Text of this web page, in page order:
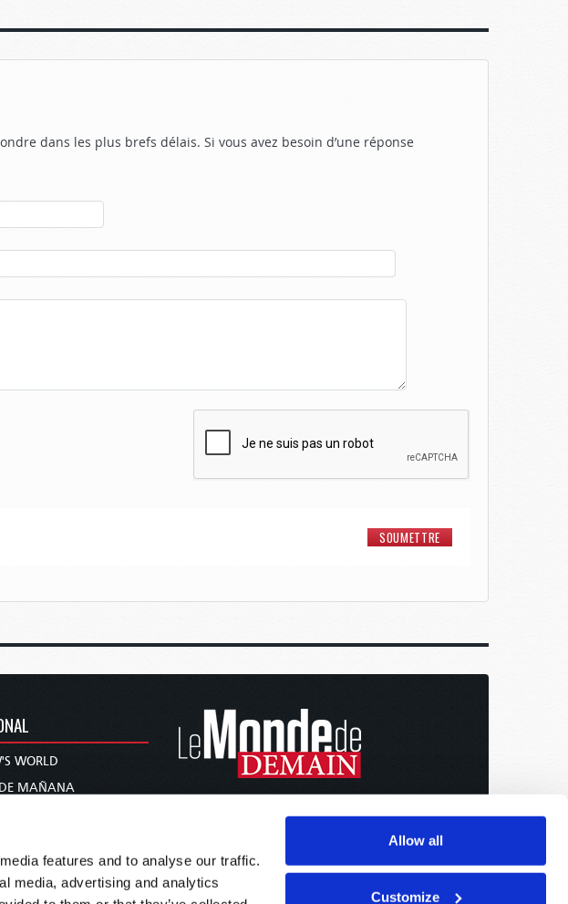
features and to analyse our traffic.
media, advertising and analytics
Allow all
Customize
dans les plus brefs délais. Si vous avez besoin d’une réponse
WORLD
MAÑANA
MORE
AMANHÃ